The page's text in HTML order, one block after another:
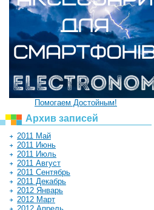
Помогаем Достойным!
Архив записей
2011 Май
2011 Июнь
2011 Июль
2011 Август
2011 Сентябрь
2011 Декабрь
2012 Январь
2012 Март